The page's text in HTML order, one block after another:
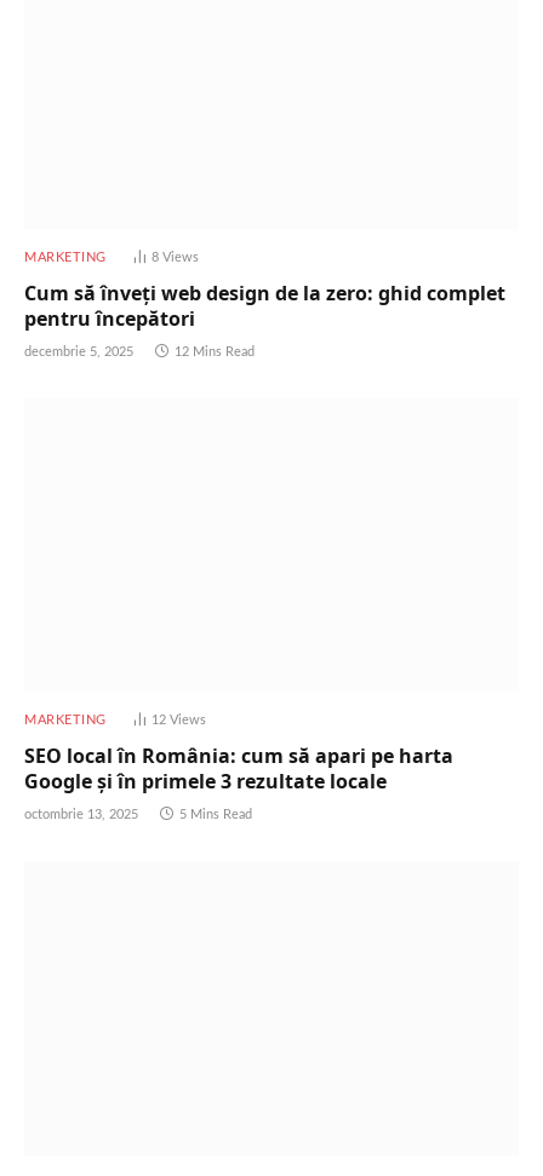
MARKETING 8 Views
Cum să înveți web design de la zero: ghid complet
pentru începători
decembrie 5, 2025 12 Mins Read
MARKETING 12 Views
SEO local în România: cum să apari pe harta
Google și în primele 3 rezultate locale
octombrie 13, 2025 5 Mins Read